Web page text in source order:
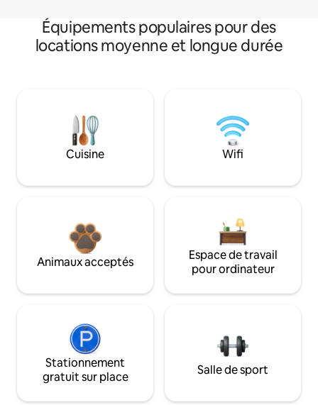
Équipements populaires pour des
locations moyenne et longue durée
Cuisine Wifi
Animaux acceptés
Espace de travail
pour ordinateur
Stationnement
gratuit sur place
Salle de sport